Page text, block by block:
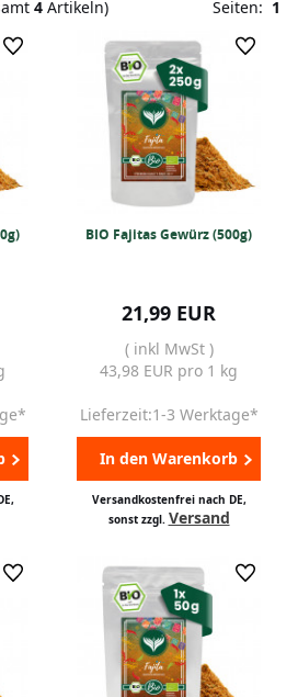
4 Artikeln) Seiten: 1
BIO Fajitas Gewürz (500g)
21,99 EUR
( inkl MwSt )
43,98 EUR pro 1 kg
Lieferzeit:1-3 Werktage*
In den Warenkorb
Versandkostenfrei nach DE,
sonst zzgl. Versand